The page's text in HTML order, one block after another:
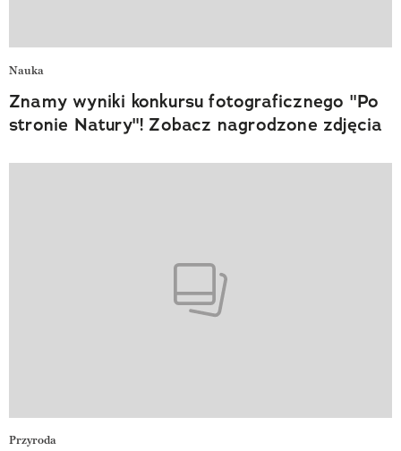
Nauka
Znamy wyniki konkursu fotograficznego "Po
stronie Natury"! Zobacz nagrodzone zdjęcia
Przyroda